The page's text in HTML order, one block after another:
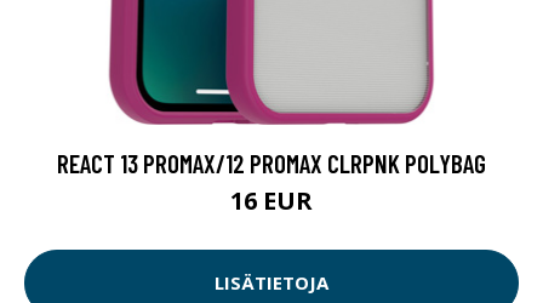
REACT 13 PROMAX/12 PROMAX CLRPNK POLYBAG
16 EUR
LISÄTIETOJA